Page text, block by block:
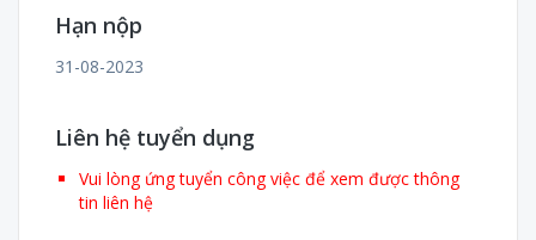
Hạn nộp
31-08-2023
Liên hệ tuyển dụng
Vui lòng ứng tuyển công việc để xem được thông
tin liên hệ